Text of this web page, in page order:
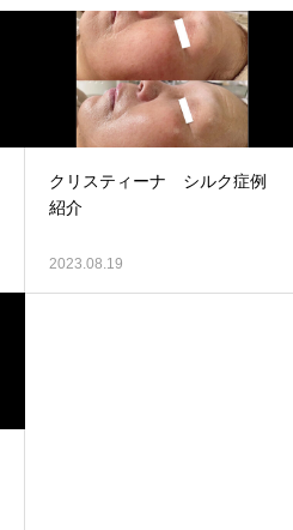
クリスティーナ シルク症例
紹介
2023.08.19